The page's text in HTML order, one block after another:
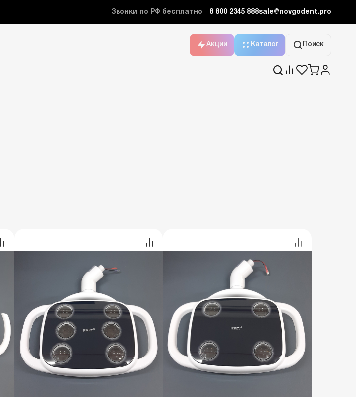
Звонки по РФ бесплатно 8 800 2345 888sale@novgodent.pro
Акции Каталог Поиск